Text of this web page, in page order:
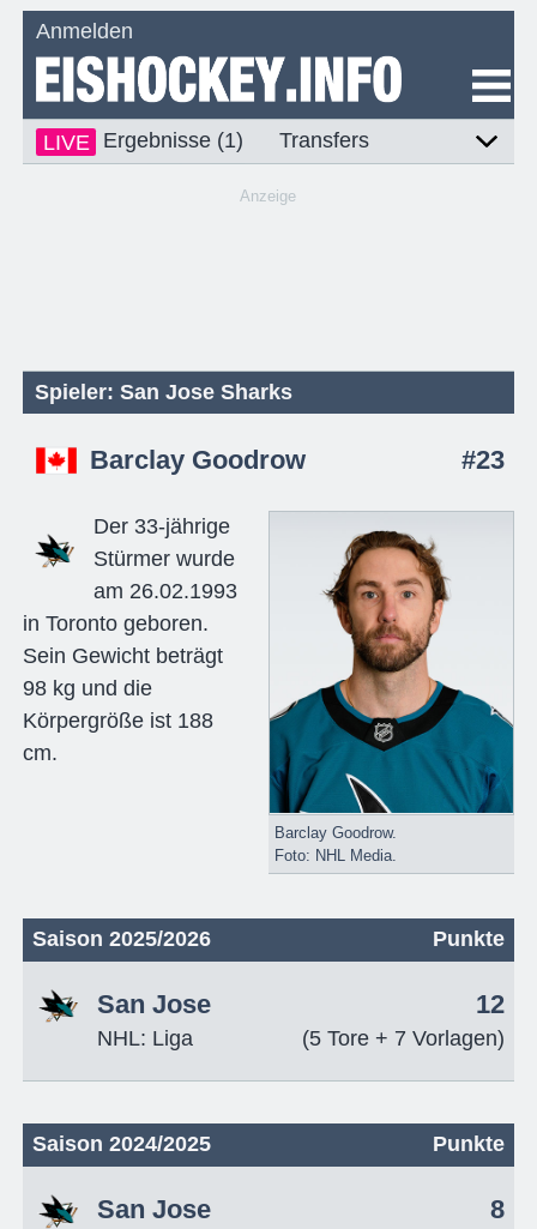
Anmelden
LIVE Ergebnisse (1) Transfers
Anzeige
Spieler: San Jose Sharks
Barclay Goodrow #23
Barclay Goodrow.
Foto: NHL Media.
Der 33-jährige
Stürmer wurde
am 26.02.1993
in Toronto geboren.
Sein Gewicht beträgt
98 kg und die
Körpergröße ist 188
cm.
Saison 2025/2026 Punkte
San Jose
NHL: Liga
12
(5 Tore + 7 Vorlagen)
Saison 2024/2025 Punkte
San Jose 8